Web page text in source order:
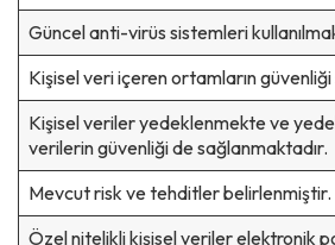
Güncel anti-virüs sistemleri
Kişisel veri içeren ortamların
Kişisel veriler yedeklenmekte ve
verilerin güvenliği de sağlanmaktadır.
Mevcut risk ve tehditler belirlenmiştir.
Özel nitelikli kişisel veriler elektronik